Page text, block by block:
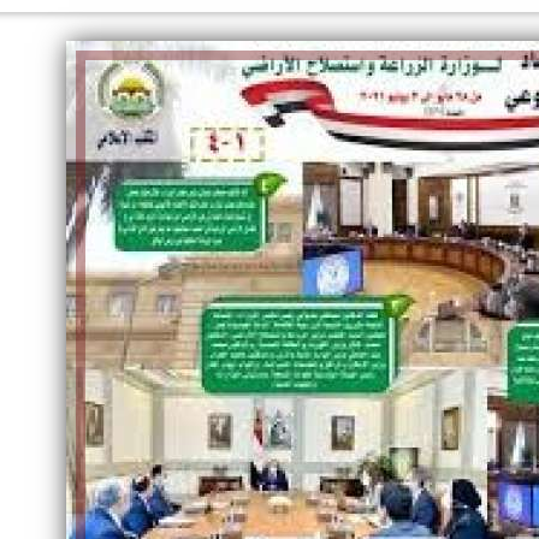
إلهام شرشر تكتب: دي مبقتش كورة..
دي سياسة
الكاتبة إلهام شرشر تهنئ الرئيس
السيسي بعيد ميلاده وتُشيد بجهوده
في بناء الدولة